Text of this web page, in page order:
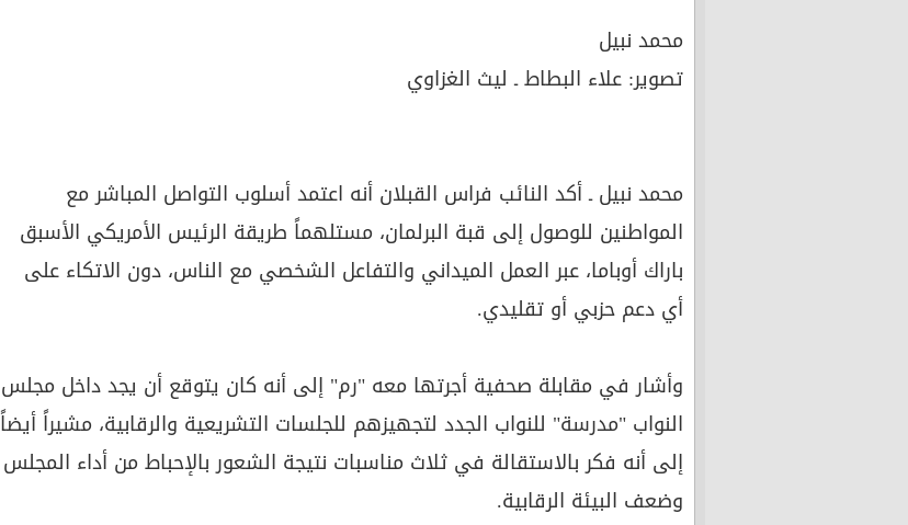
محمد نبيل
تصوير: علاء البطاط ـ ليث الغزاوي
محمد نبيل ـ أكد النائب فراس القبلان أنه اعتمد أسلوب التواصل المباشر مع
المواطنين للوصول إلى قبة البرلمان، مستلهماً طريقة الرئيس الأمريكي الأسبق
باراك أوباما، عبر العمل الميداني والتفاعل الشخصي مع الناس، دون الاتكاء على
أي دعم حزبي أو تقليدي.
وأشار في مقابلة صحفية أجرتها معه "رم" إلى أنه كان يتوقع أن يجد داخل مجلس
النواب "مدرسة" للنواب الجدد لتجهيزهم للجلسات التشريعية والرقابية، مشيراً أيضاً
إلى أنه فكر بالاستقالة في ثلاث مناسبات نتيجة الشعور بالإحباط من أداء المجلس
وضعف البيئة الرقابية.